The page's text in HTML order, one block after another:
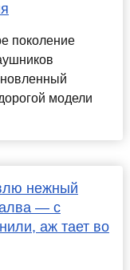
поколение
модели
нежный
— с
аж тает во